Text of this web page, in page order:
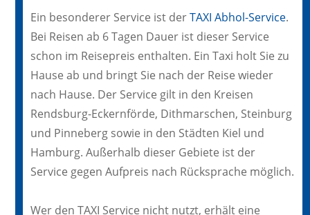
Ein besonderer Service ist derTAXI Abhol-Service.
Bei Reisen ab 6 Tagen Dauer ist dieser Service
schon im Reisepreis enthalten. Ein Taxi holt Sie zu
Hause ab und bringt Sie nach der Reise wieder
nach Hause. Der Service gilt in den Kreisen
Rendsburg-Eckernförde, Dithmarschen, Steinburg
und Pinneberg sowie in den Städten Kiel und
Hamburg. Außerhalb dieser Gebiete ist der
Service gegen Aufpreis nach Rücksprache möglich.
Wer den TAXI Service nicht nutzt, erhält eine